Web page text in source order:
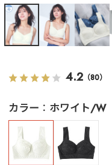
4.2 （80）
カラー ホワイト/W